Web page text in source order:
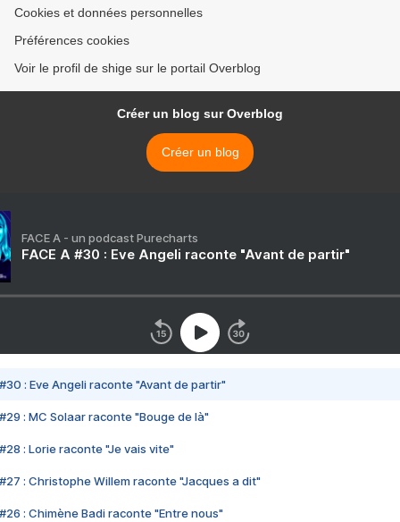
Cookies et données personnelles
Préférences cookies
Voir le profil de shige sur le portail Overblog
Créer un blog sur Overblog
Créer un blog
FACE A - un podcast Purecharts
FACE A #30 : Eve Angeli raconte "Avant de partir"
#30 : Eve Angeli raconte "Avant de partir"
#29 : MC Solaar raconte "Bouge de là"
#28 : Lorie raconte "Je vais vite"
#27 : Christophe Willem raconte "Jacques a dit"
#26 : Chimène Badi raconte "Entre nous"